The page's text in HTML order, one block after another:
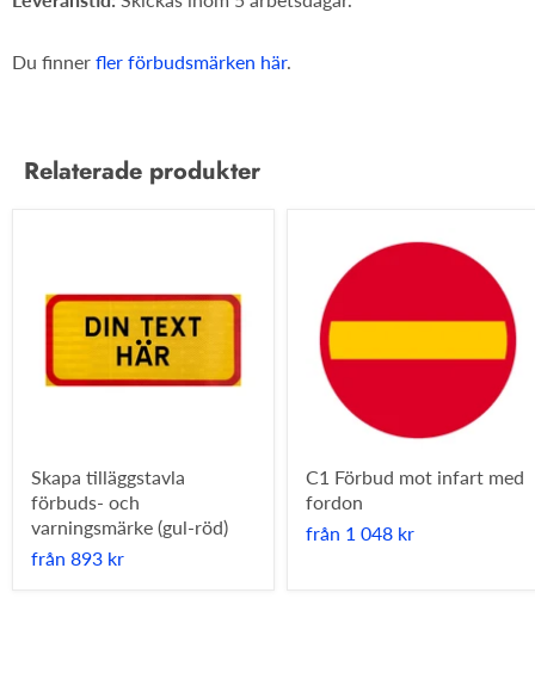
Du finner fler förbudsmärken här.
Relaterade produkter
Skapa tilläggstavla
förbuds- och
varningsmärke (gul-röd)
från 893 kr
C1 Förbud mot infart med
fordon
från 1 048 kr